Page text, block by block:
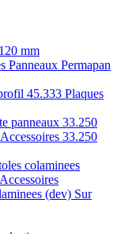
120 mm
Panneaux Permapan
45.333 Plaques
panneaux 33.250
Accessoires 33.250
colaminees
Accessoires
(dev) Sur